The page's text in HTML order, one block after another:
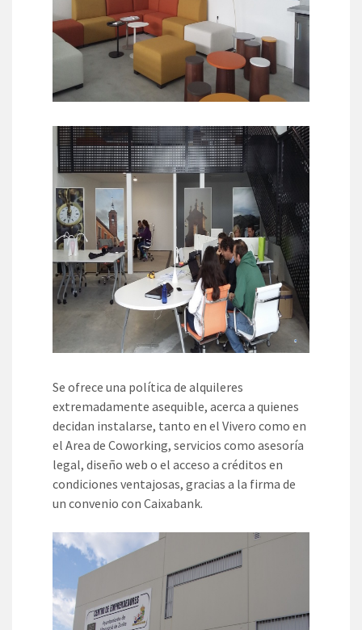
Se ofrece una política de alquileres
extremadamente asequible, acerca a quienes
decidan instalarse, tanto en el Vivero como en
el Area de Coworking, servicios como asesoría
legal, diseño web o el acceso a créditos en
condiciones ventajosas, gracias a la firma de
un convenio con Caixabank.